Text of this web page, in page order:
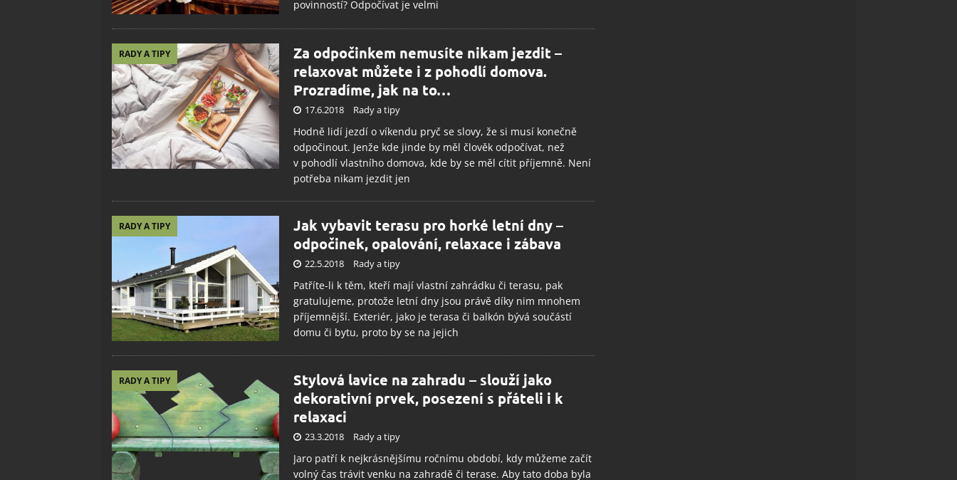
povinností? Odpočívat je velmi
RADY A TIPY
Za odpočinkem nemusíte nikam jezdit –
relaxovat můžete i z pohodlí domova.
Prozradíme, jak na to…
17.6.2018 Rady a tipy
Hodně lidí jezdí o víkendu pryč se slovy, že si musí konečně
odpočinout. Jenže kde jinde by měl člověk odpočívat, než
v pohodlí vlastního domova, kde by se měl cítit příjemně. Není
potřeba nikam jezdit jen
RADY A TIPY
Jak vybavit terasu pro horké letní dny –
odpočinek, opalování, relaxace i zábava
22.5.2018 Rady a tipy
Patříte-li k těm, kteří mají vlastní zahrádku či terasu, pak
gratulujeme, protože letní dny jsou právě díky nim mnohem
příjemnější. Exteriér, jako je terasa či balkón bývá součástí
domu či bytu, proto by se na jejich
RADY A TIPY
Stylová lavice na zahradu – slouží jako
dekorativní prvek, posezení s přáteli i k
relaxaci
23.3.2018 Rady a tipy
Jaro patří k nejkrásnějšímu ročnímu období, kdy můžeme začít
volný čas trávit venku na zahradě či terase. Aby tato doba byla